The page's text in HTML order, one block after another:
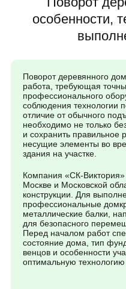
особенности,
Поворот деревянного
работа, требующая
профессионального
соблюдения технологии
отличие от обычного
необходимо не только
и сохранить правильное
несущие элементы во
здания на участке.
Компания «СК-
Москве и Московской
конструкции. Для
профессиональные
металлические балки,
для безопасного
Перед началом работ
состояние дома, тип
венцов и особенности
оптимальную